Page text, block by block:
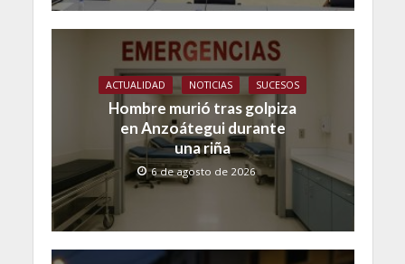
ACTUALIDAD NOTICIAS SUCESOS
Hombre murió tras golpiza
en Anzoátegui durante
una riña
6 de agosto de 2026